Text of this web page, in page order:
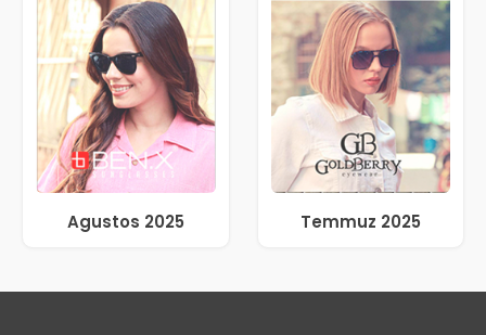
Agustos 2025 Temmuz 2025